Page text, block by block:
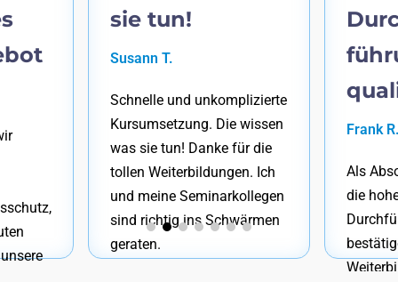
sie tun!
Susann T.
Schnelle und unkomplizierte
Kursumsetzung. Die wissen
was sie tun! Danke für die
tollen Weiterbildungen. Ich
und meine Seminarkollegen
sind richtig ins Schwärmen
geraten.
Frank
Als
die